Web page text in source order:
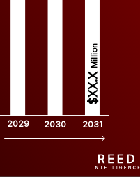
2029 2030 2031
$XX.X
Million